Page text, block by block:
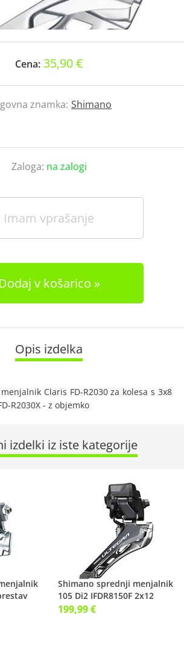
Cena: 35,90 €
znamka: Shimano
Zaloga: na zalogi
Imam vprašanje
Dodaj v košarico
Opis izdelka
Claris FD-R2030 za kolesa s 3x8
R2030X - z objemko
izdelki iz iste kategorije
Shimano sprednji menjalnik
105 Di2 IFDR8150F 2x12
prestav
199,99 €